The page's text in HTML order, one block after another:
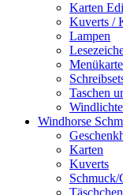
Karten
Kuverts /
Lampen
Taschen
Windhorse
Karten
Kuverts
Schmuck/